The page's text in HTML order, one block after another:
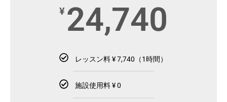
¥ 24,740
レッスン料 ¥ 7,740（1時間）
施設使用料 ¥ 0